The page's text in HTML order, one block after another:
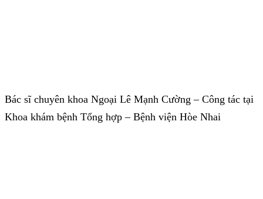
Bác sĩ chuyên khoa Ngoại Lê Mạnh Cường – Công tác tại
Khoa khám bệnh Tổng hợp – Bệnh viện Hòe Nhai